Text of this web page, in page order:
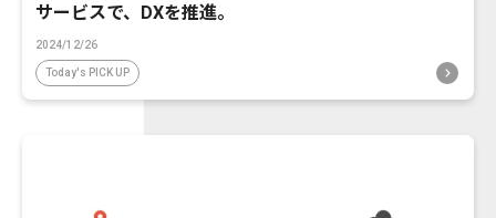
サービスで、DXを推進。
2024/12/26
Today's PICK UP